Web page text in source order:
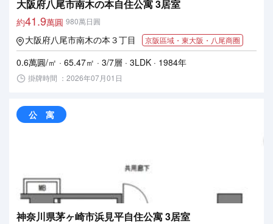
大阪府八尾市南木の本自住公寓 3居室
約41.9萬圓 980萬日圓
大阪府八尾市南木の本３丁目 京阪區域・東大阪・八尾商圈
0.6萬圓/㎡ · 65.47㎡ · 3/7層 · 3LDK · 1984年
掛牌時間 ：2026年07月01日
公 寓
神奈川県茅ヶ崎市浜見平自住公寓 3居室